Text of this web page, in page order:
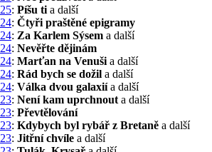
: Píšu ti a další
: Čtyři praštěné epigramy
: Za Karlem Sýsem a další
: Nevěřte dějinám
: Marťan na Venuši a další
: Rád bych se dožil a další
: Válka dvou galaxiía další
: Není kam uprchnout a další
: Převtělování
: Kdybych byl rybář z Bretaně a další
: Jitřní chvíle a další